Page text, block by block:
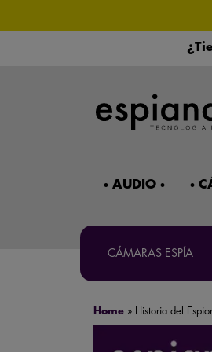
AUDIO
CÁMARAS ESPÍA
Home » Historia del